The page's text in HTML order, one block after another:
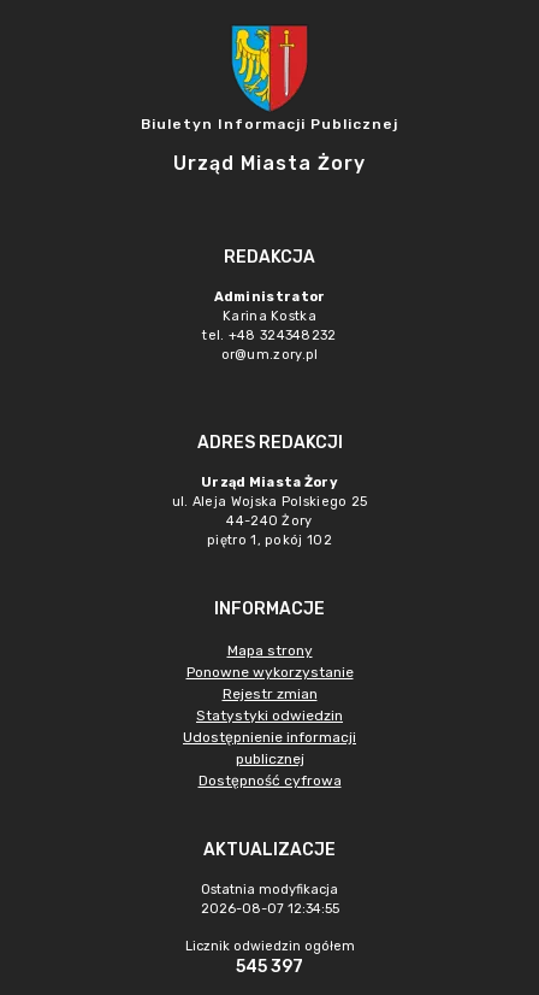
Biuletyn Informacji Publicznej
Urząd Miasta Żory
REDAKCJA
Administrator
Karina Kostka
tel. +48 324348232
or@um.zory.pl
ADRES REDAKCJI
Urząd Miasta Żory
ul. Aleja Wojska Polskiego 25
44-240 Żory
piętro 1, pokój 102
INFORMACJE
Mapa strony
Ponowne wykorzystanie
Rejestr zmian
Statystyki odwiedzin
Udostępnienie informacji
publicznej
Dostępność cyfrowa
AKTUALIZACJE
Ostatnia modyfikacja
2026-08-07 12:34:55
Licznik odwiedzin ogółem
545 397